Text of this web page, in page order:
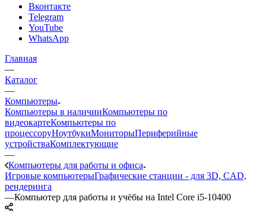
Вконтакте
Telegram
YouTube
WhatsApp
Главная
—
Каталог
—
Компьютеры
Компьютеры в наличииКомпьютеры по
видеокартеКомпьютеры по
процессоруНоутбукиМониторыПериферийные
устройстваКомплектующие
—
Компьютеры для работы и офиса
Игровые компьютерыГрафические станции - для 3D, CAD,
рендеринга
—Компьютер для работы и учёбы на Intel Core i5-10400